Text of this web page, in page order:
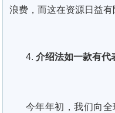
浪费，而这在资源日益有
4. 介绍法如一款有代
今年年初，我们向